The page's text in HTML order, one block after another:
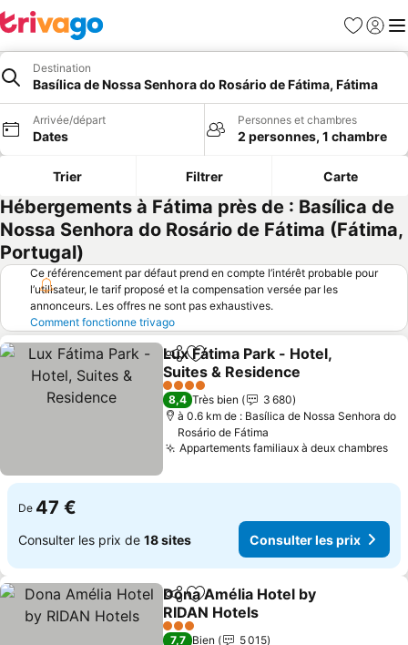
Favoris
Se
Destination
Basílica de Nossa Senhora do Rosário de Fátima, Fátima
Arrivée/départ
Dates
Personnes et chambres
2 personnes, 1 chambre
Trier Filtrer Carte
Hébergements à Fátima près de : Basílica de
Nossa Senhora do Rosário de Fátima (Fátima,
Portugal)
Ce référencement par défaut prend en compte l’intérêt probable pour
l’utilisateur, le tarif proposé et la compensation versée par les
annonceurs. Les offres ne sont pas exhaustives.
Comment fonctionne trivago
PartagerAjouter à mes favoris
Lux Fátima Park - Hotel,
Suites & Residence
Consulter les prix
4 Étoiles
8,4 Très bien
3 680
à 0.6 km de : Basílica de Nossa Senhora do
Rosário de Fátima
Appartements familiaux à deux chambres
De 47 €
Consulter les prix de 18 sites Consulter les prix
PartagerAjouter à mes favoris
Dona Amélia Hotel by
RIDAN Hotels
Consulter les prix
3 Étoiles
7,7 Bien
5 015